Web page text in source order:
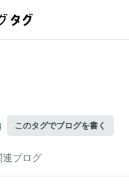
このタグでブログを書く
連ブログ